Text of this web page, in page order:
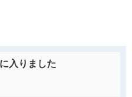
入りました